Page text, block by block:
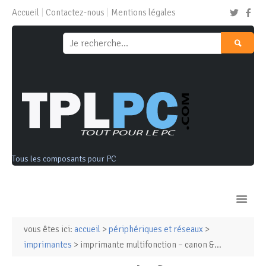
Accueil Contactez-nous Mentions légales
Tous les composants pour PC
Ordinateurs & Tablettes
vous êtes ici: accueil > périphériques et réseaux >
imprimantes > imprimante multifonction – canon &...